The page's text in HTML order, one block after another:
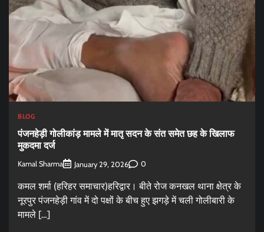
BLOG
पंजनहेड़ी गोलीकांड़ मामले में मातृ सदन के संत समेत छह के खिलाफ
मुकदमा दर्ज
Kamal Sharma January 29, 2026 0
कमल शर्मा (हरिहर समाचार)हरिद्वार। बीते रोज कनखल थाना क्षेत्र के
नूरपुर पंजनहेड़ी गांव में दो पक्षों के बीच हुए झगड़े में चली गोलीबारी के
मामले […]